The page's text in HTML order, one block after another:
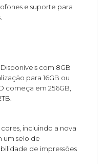
e suporte para
Disponíveis com 8GB
para 16GB ou
começa em 256GB,
incluindo a nova
um selo de
de impressões